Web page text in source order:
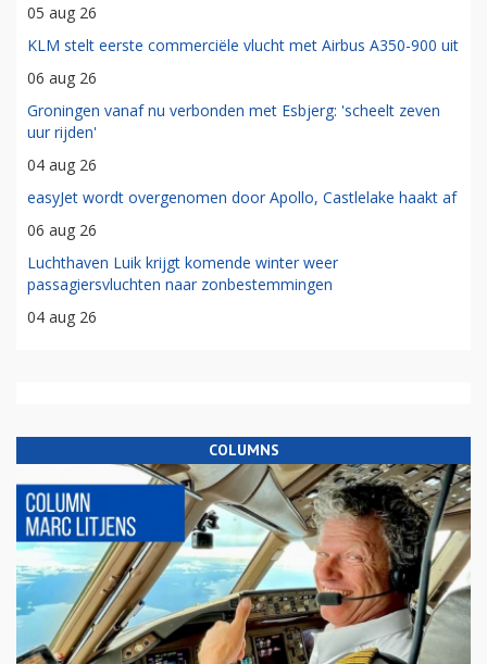
05 aug 26
KLM stelt eerste commerciële vlucht met Airbus A350-900 uit
06 aug 26
Groningen vanaf nu verbonden met Esbjerg: 'scheelt zeven
uur rijden'
04 aug 26
easyJet wordt overgenomen door Apollo, Castlelake haakt af
06 aug 26
Luchthaven Luik krijgt komende winter weer
passagiersvluchten naar zonbestemmingen
04 aug 26
COLUMNS